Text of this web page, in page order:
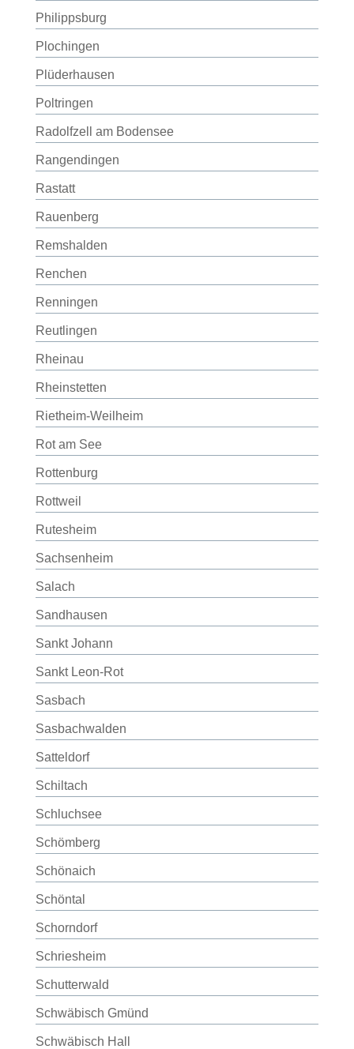
Philippsburg
Plochingen
Plüderhausen
Poltringen
Radolfzell am Bodensee
Rangendingen
Rastatt
Rauenberg
Remshalden
Renchen
Renningen
Reutlingen
Rheinau
Rheinstetten
Rietheim-Weilheim
Rot am See
Rottenburg
Rottweil
Rutesheim
Sachsenheim
Salach
Sandhausen
Sankt Johann
Sankt Leon-Rot
Sasbach
Sasbachwalden
Satteldorf
Schiltach
Schluchsee
Schömberg
Schönaich
Schöntal
Schorndorf
Schriesheim
Schutterwald
Schwäbisch Gmünd
Schwäbisch Hall